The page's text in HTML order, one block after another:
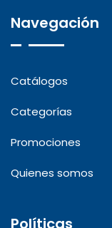
Navegación
Catálogos
Categorías
Promociones
Quienes somos
Políticas